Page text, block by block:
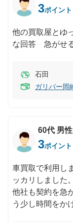
3ポイント
他の買取屋とゆ
な回答 急がせ
石田
ガリバー岡
60代 男性
3ポイント
車買取で利用し
ッカリしました
他社も契約を急
う少し時間をか